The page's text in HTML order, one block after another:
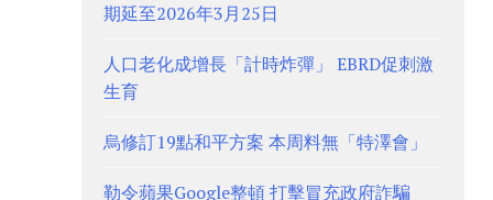
期延至2026年3月25日
人口老化成增長「計時炸彈」 EBRD促刺激
生育
烏修訂19點和平方案 本周料無「特澤會」
勒令蘋果Google整頓 打擊冒充政府詐騙